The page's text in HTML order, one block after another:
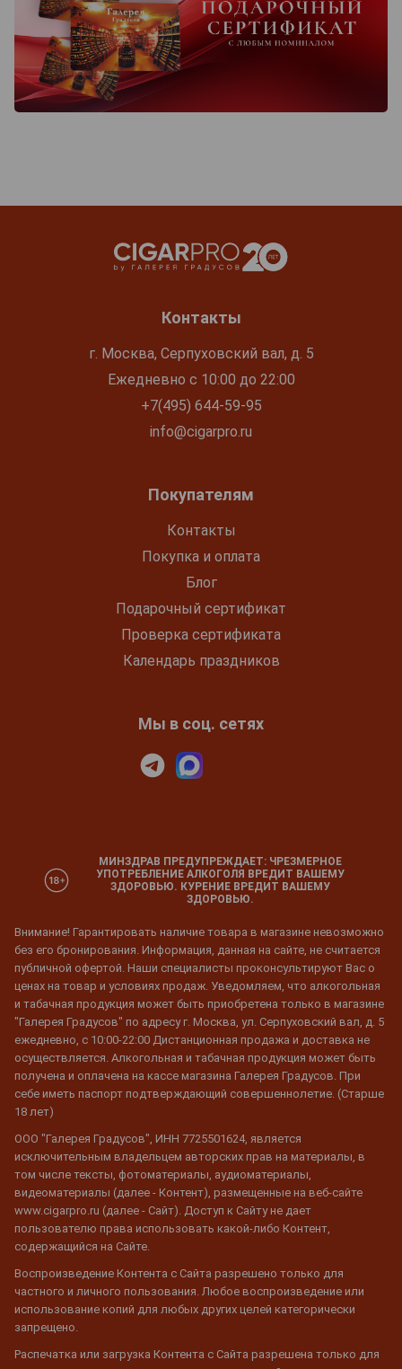
Контакты
г. Москва, Серпуховский вал, д. 5
Ежедневно с 10:00 до 22:00
+7(495) 644-59-95
info@cigarpro.ru
Покупателям
Контакты
Покупка и оплата
Блог
Подарочный сертификат
Проверка сертификата
Календарь праздников
Мы в соц. сетях
МИНЗДРАВ ПРЕДУПРЕЖДАЕТ: ЧРЕЗМЕРНОЕ
УПОТРЕБЛЕНИЕ АЛКОГОЛЯ ВРЕДИТ ВАШЕМУ
ЗДОРОВЬЮ. КУРЕНИЕ ВРЕДИТ ВАШЕМУ
ЗДОРОВЬЮ.
Внимание! Гарантировать наличие товара в магазине невозможно
без его бронирования. Информация, данная на сайте, не считается
публичной офертой. Наши специалисты проконсультируют Вас о
ценах на товар и условиях продаж. Уведомляем, что алкогольная
и табачная продукция может быть приобретена только в магазине
"Галерея Градусов" по адресу г. Москва, ул. Серпуховский вал, д. 5
ежедневно, с 10:00-22:00 Дистанционная продажа и доставка не
осуществляется. Алкогольная и табачная продукция может быть
получена и оплачена на кассе магазина Галерея Градусов. При
себе иметь паспорт подтверждающий совершеннолетие. (Старше
18 лет)
ООО "Галерея Градусов", ИНН 7725501624, является
исключительным владельцем авторских прав на материалы, в
том числе тексты, фотоматериалы, аудиоматериалы,
видеоматериалы (далее - Контент), размещенные на веб-сайте
www.cigarpro.ru (далее - Сайт). Доступ к Сайту не дает
пользователю права использовать какой-либо Контент,
содержащийся на Сайте.
Воспроизведение Контента с Сайта разрешено только для
частного и личного пользования. Любое воспроизведение или
использование копий для любых других целей категорически
запрещено.
Распечатка или загрузка Контента с Сайта разрешена только для